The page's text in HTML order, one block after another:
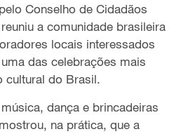
Conselho de Cidadãos
a comunidade brasileira
locais interessados
das celebrações mais
cultural do Brasil.
dança e brincadeiras
na prática, que a